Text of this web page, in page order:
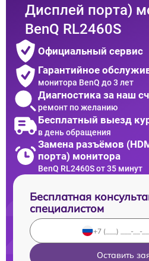
Дисплей порта)
BenQ RL2460S
Официальный сервис
Гарантийное
монитора BenQ до 3 лет
Диагностика за наш
ремонт по желанию
Бесплатный выезд
в день обращения
Замена разъёмов
порта) монитора
BenQ RL2460S от 35 минут
Бесплатная
специалистом
Оставить